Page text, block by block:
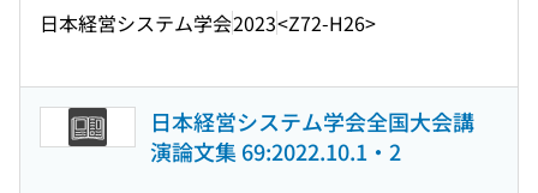
日本経営システム学会2023<Z72-H26>
日本経営システム学会全国大会講
演論文集 69:2022.10.1・2